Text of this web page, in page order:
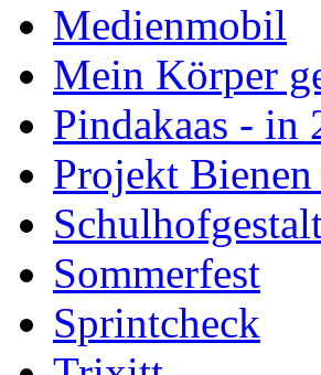
Medienmobil
Mein Körper
Pindakaas - in
Projekt
Sommerfest
Sprintcheck